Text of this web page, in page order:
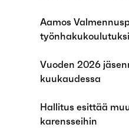
Aamos
Vuoden 2026
kuukaudessa
Hallitus esittää
karensseihin